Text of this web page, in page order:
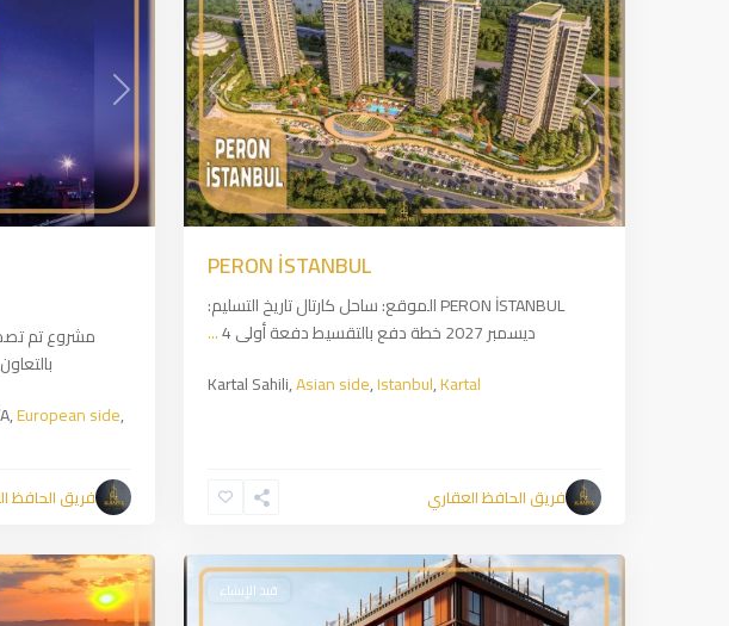
Previous Next
PERON İSTANBUL
PERON İSTANBUL الموقع: ساحل كارتال تاريخ التسليم:
ديسمبر 2027 خطة دفع بالتقسيط دفعة أولى 4
...
Kartal Sahili,Asian side,Istanbul,Kartal
فريق الحافظ العقاري
Next
مشروع تم
European side,
فريق الحافظ
European
side,
قيد الإنشاء
European
side,